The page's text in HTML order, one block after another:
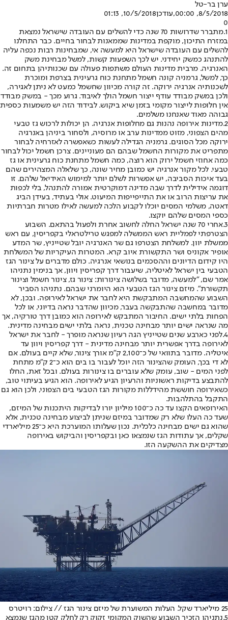
ערן בר-טל
8/5/2018, 00:00
,עודכן10/5/2018, 01:13
0
1.
מתברר שדרושות 70 שנה כדי להשלים עם העובדה שישראל נמצאת
במזרח התיכון, מוקפת במדינות שממאנות לבחור בחיים. כבר התחלנו
להשלים עם העובדה שישראל היא למעשה אי, שמבחינות רבות נכפה עליה
להתנהג כמשק יחידני. יש לכך השפעות קשות, למשל מבחינת משק
האנרגיה. מרבית מדינות העולם משתפות פעולה עם שכנותיהן בתחום זה.
כך, למשל, גרמניה קונה חשמל מתחנת כוח גרעינית בצרפת ומוכרת
לשכנותיה אנרגיה ירוקה. זה קורה מכיוון שחשמל כמעט לא ניתן לאגירה,
ולכן במשק מבודד עודף ייצור חשמל הולך לאיבוד. גרוע מכך - במשק מבודד
אין חלופות לייצור מקומי בזמן שיא ביקוש. לבידוד הזה יש משמעות כספית
גבוהה מאוד שאנחנו משלמים.
2. מדינות אירופה נהנות גם מחלופות אנרגיה. הן יכולות לרכוש גז טבעי
מהים הצפוני, מזוט ממדינות ערב או מרוסיה, ולסחור ביניהן באנרגיה
ירוקה מכל הסוגים. גרמניה הגדילה לעשות כשאפשרה לאזרחיה לבחור
מתפריט את מקורות החשמל שבהם הם מעוניינים. צרכן חשמל יכול לבחור
כמה אחוזי חשמל ירוק הוא רוצה, כמה חשמל מתחנת כוח גרעינית או גז
טבעי. לכל מקור אנרגיה יש כמובן מחיר שונה, כך שלאלה המצהירים שהם
בעד איכות הסביבה, יש אפשרות לשלם יותר למימוש האידיאל שלהם. זו
דוגמה אידילית לדרך שבה מדינה דמוקרטית אמורה להתנהל, בלי לכפות
את עריצות הרוב או את התייפייפות המיעוט. אולי בעתיד, בעידן הביג
דאטה, משלמי המסים יוכלו לקבוע הלכה למעשה לאילו מטרות חברתיות
כספי המסים שלהם יוקצו.
3.
אחרי 70 שנה ישראל החלה לחשוב אחרת ולפעול בהתאם. השבוע
הצטרפתי לפמליית ראש הממשלה למפגש טרילטראלי בקפריסין, עם ראש
ממשלת יוון. למשלחת הצטרפו גם שר האנרגיה יובל שטייניץ, שר המדע
אופיר אקוניס ושר התקשורת איוב קרא. המטרות העיקריות של המשלחת
היו קידום הדיונים וההסכמים בנושאי אנרגיה. כולם מדברים על צינור הגז
הטבעי בין ישראל לאיטליה, שיעבור דרך קפריסין ויוון, אך בנימין נתניהו
אמר שם, "למעשה, מדובר בשלושה צינורות: צינור גז, צינור חשמל וצינור
תקשורת". מיזם צינור הגז הטבעי הוא היומרני שבהם. נתניהו הסביר
השבוע שהמחשבה המתבקשת היא לחבר את ישראל לאירופה. ובכן, לא
מדובר במחשבה שהתבקשה בעבר, מכיוון שהדבר נראה בדיוני, או לכל
הפחות בלתי ישים. החיבור המתבקש לאירופה הוא כמובן דרך טורקיה, אך
מה שנראה ישים יותר מבחינה טכנית, נראה בלתי ישים מבחינה מדינית.
4. לפני כארבע שנים שטייניץ הגה רעיון שנראה מופרך - לחבר את ישראל
לאירופה בדרך אפשרית יותר מבחינה מדינית - דרך קפריסין ויוון עד
איטליה. מדובר בתוואי של כ־2,100 ק"מ אורך צינור, שלא קיים בעולם. אם
לא די בכך, העומק שהצינור הזה יוכל לעבור בו בים הוא כ־2 ק"מ מתחת
לפני המים - שוב, עומק שלא עוברים בו צינורות בעולם. ובכל זאת, החלו
להתבצע בדיקות ראשוניות והרעיון הגיע לאירופה. הוא הגיע בעיתוי טוב,
כשאירופה חוששת מהידללות מקורות הגז הטבעי בים הצפוני, ולכן הוא גם
התקבל בהתלהבות.
האירופאים הקצו עד כה כ־100 מיליון יורו לבדיקות היתכנות של המיזם,
שעד כה העלו שלא רק שמדובר במיזם שניתן לביצוע מבחינה טכנית, אלא
שהוא גם ישים מבחינה כלכלית. נכון שעלותו המוערכת היא כ־25 מיליארדי
שקלים, אך עתודות הגז שנמצאו כאן ובקפריסין והביקוש באירופה
מצדיקים את ההשקעה הזו.
25 מיליארד שקל. העלות המשוערת של מיזם צינור הגז // צילום: רויטרס
5. נתניהו הזכיר השבוע שהשוק המקומי זקוק רק לחלק קטן מהגז שנמצא